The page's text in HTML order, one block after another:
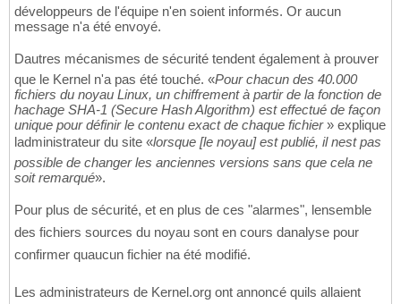
développeurs de l'équipe n'en soient informés. Or aucun
message n'a été envoyé.
Dautres mécanismes de sécurité tendent également à prouver
que le Kernel n'a pas été touché. «Pour chacun des 40.000
fichiers du noyau Linux, un chiffrement à partir de la fonction de
hachage SHA-1 (Secure Hash Algorithm) est effectué de façon
unique pour définir le contenu exact de chaque fichier» explique
ladministrateur du site «lorsque [le noyau] est publié, il nest pas
possible de changer les anciennes versions sans que cela ne
soit remarqué».
Pour plus de sécurité, et en plus de ces "alarmes", lensemble
des fichiers sources du noyau sont en cours danalyse pour
confirmer quaucun fichier na été modifié.
Les administrateurs de Kernel.org ont annoncé quils allaient